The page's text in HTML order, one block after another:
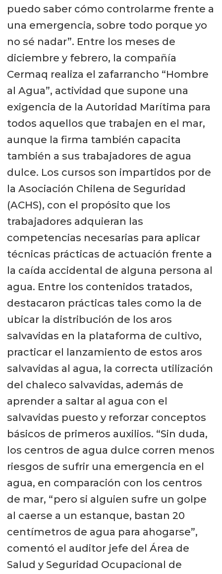
puedo saber cómo controlarme frente a
una emergencia, sobre todo porque yo
no sé nadar”. Entre los meses de
diciembre y febrero, la compañía
Cermaq realiza el zafarrancho “Hombre
al Agua”, actividad que supone una
exigencia de la Autoridad Marítima para
todos aquellos que trabajen en el mar,
aunque la firma también capacita
también a sus trabajadores de agua
dulce. Los cursos son impartidos por de
la Asociación Chilena de Seguridad
(ACHS), con el propósito que los
trabajadores adquieran las
competencias necesarias para aplicar
técnicas prácticas de actuación frente a
la caída accidental de alguna persona al
agua. Entre los contenidos tratados,
destacaron prácticas tales como la de
ubicar la distribución de los aros
salvavidas en la plataforma de cultivo,
practicar el lanzamiento de estos aros
salvavidas al agua, la correcta utilización
del chaleco salvavidas, además de
aprender a saltar al agua con el
salvavidas puesto y reforzar conceptos
básicos de primeros auxilios. “Sin duda,
los centros de agua dulce corren menos
riesgos de sufrir una emergencia en el
agua, en comparación con los centros
de mar, “pero si alguien sufre un golpe
al caerse a un estanque, bastan 20
centímetros de agua para ahogarse”,
comentó el auditor jefe del Área de
Salud y Seguridad Ocupacional de